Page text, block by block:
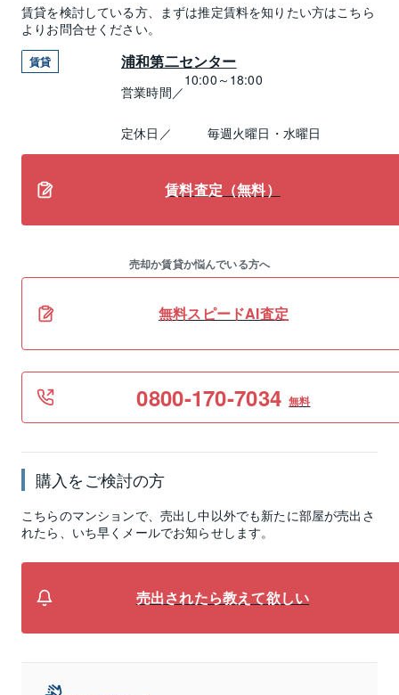
賃貸を検討している方、まずは推定賃料を知りたい方はこちら
よりお問合せください。
賃貸 浦和第二センター
営業時間／
10:00～18:00
定休日／ 毎週火曜日・水曜日
賃料査定（無料）
売却か賃貸か悩んでいる方へ
無料スピードAI査定
0800-170-7034 無料
購入をご検討の方
こちらのマンションで、売出し中以外でも新たに部屋が売出さ
れたら、いち早くメールでお知らせします。
売出されたら教えて欲しい